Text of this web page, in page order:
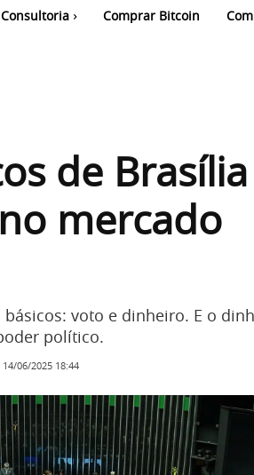
Consultoria Comprar Bitcoin
de Brasília
mercado
voto e dinheiro. E o
político.
14/06/2025 18:44